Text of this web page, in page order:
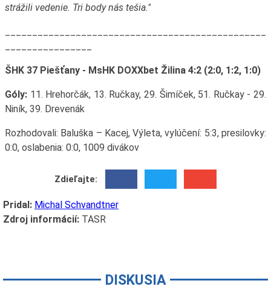
strážili vedenie. Tri body nás tešia."
ŠHK 37 Piešťany - MsHK DOXXbet Žilina 4:2 (2:0, 1:2, 1:0)
Góly:11. Hrehorčák, 13. Ručkay, 29. Šimíček, 51. Ručkay - 29.
Niník, 39. Drevenák
Rozhodovali: Baluška – Kacej, Výleta, vylúčení: 5:3, presilovky:
0:0, oslabenia: 0:0, 1009 divákov
Zdieľajte:
Pridal: Michal Schvandtner
Zdroj informácií:TASR
DISKUSIA